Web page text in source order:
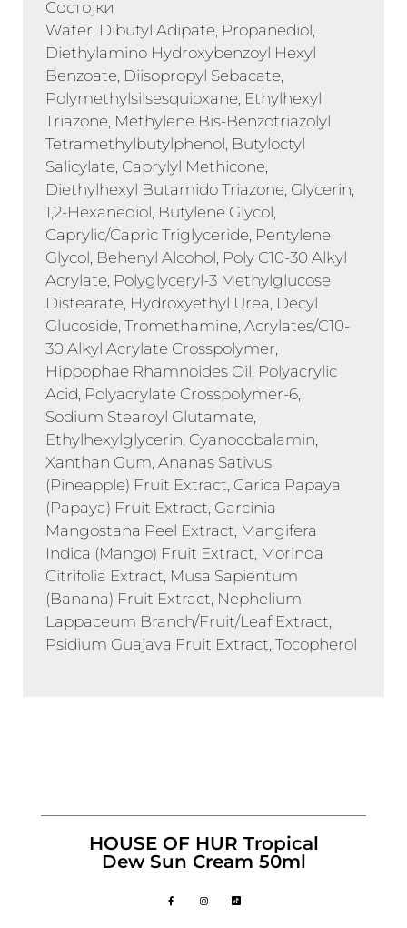
Состојки
Water, Dibutyl Adipate, Propanediol,
Diethylamino Hydroxybenzoyl Hexyl
Benzoate, Diisopropyl Sebacate,
Polymethylsilsesquioxane, Ethylhexyl
Triazone, Methylene Bis-Benzotriazolyl
Tetramethylbutylphenol, Butyloctyl
Salicylate, Caprylyl Methicone,
Diethylhexyl Butamido Triazone, Glycerin,
1,2-Hexanediol, Butylene Glycol,
Caprylic/Capric Triglyceride, Pentylene
Glycol, Behenyl Alcohol, Poly C10-30 Alkyl
Acrylate, Polyglyceryl-3 Methylglucose
Distearate, Hydroxyethyl Urea, Decyl
Glucoside, Tromethamine, Acrylates/C10-
30 Alkyl Acrylate Crosspolymer,
Hippophae Rhamnoides Oil, Polyacrylic
Acid, Polyacrylate Crosspolymer-6,
Sodium Stearoyl Glutamate,
Ethylhexylglycerin, Cyanocobalamin,
Xanthan Gum, Ananas Sativus
(Pineapple) Fruit Extract, Carica Papaya
(Papaya) Fruit Extract, Garcinia
Mangostana Peel Extract, Mangifera
Indica (Mango) Fruit Extract, Morinda
Citrifolia Extract, Musa Sapientum
(Banana) Fruit Extract, Nephelium
Lappaceum Branch/Fruit/Leaf Extract,
Psidium Guajava Fruit Extract, Tocopherol
HOUSE OF HUR Tropical
Dew Sun Cream 50ml